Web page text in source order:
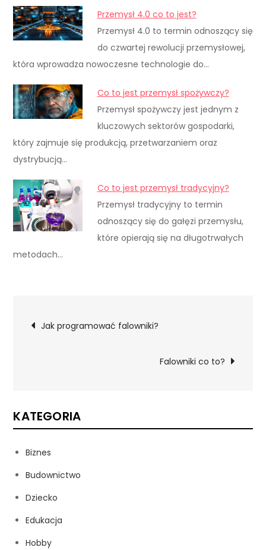
Przemysł 4.0 co to jest?
Przemysł 4.0 to termin odnoszący się
do czwartej rewolucji przemysłowej,
która wprowadza nowoczesne technologie do…
Co to jest przemysł spożywczy?
Przemysł spożywczy jest jednym z
kluczowych sektorów gospodarki,
który zajmuje się produkcją, przetwarzaniem oraz
dystrybucją…
Co to jest przemysł tradycyjny?
Przemysł tradycyjny to termin
odnoszący się do gałęzi przemysłu,
które opierają się na długotrwałych
metodach…
Nawigacja
Jak programować falowniki?
Falowniki co to?
KATEGORIA
Biznes
Budownictwo
Dziecko
Edukacja
Hobby